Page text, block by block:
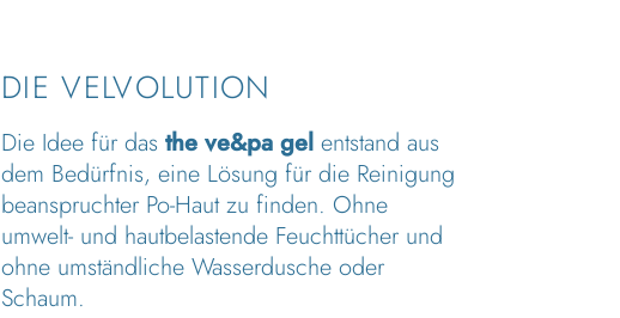
DIE VELVOLUTION
Die Idee für dasthe ve&pa gelentstand aus
dem Bedürfnis, eine Lösung für die Reinigung
beanspruchter Po-Haut zu finden. Ohne
umwelt- und hautbelastende Feuchttücher und
ohne umständliche Wasserdusche oder
Schaum.